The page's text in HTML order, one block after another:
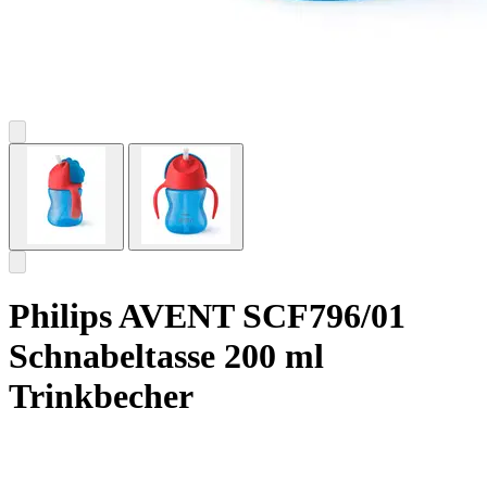
Philips AVENT SCF796/01
Schnabeltasse 200 ml
Trinkbecher